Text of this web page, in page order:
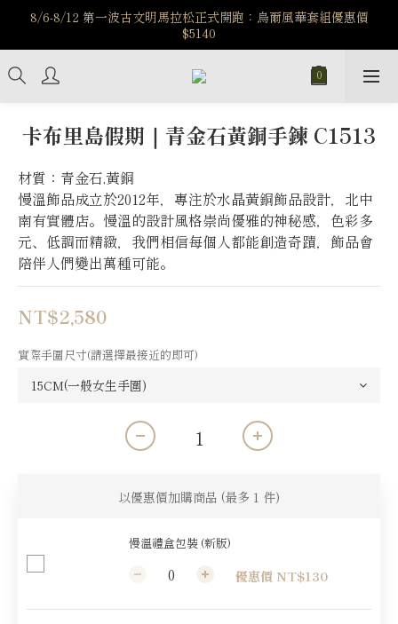
️8/6-8/12 第一波古文明馬拉松正式開跑：烏爾風華套組優惠價
$5140
️8/6-8/12 第一波古文明馬拉松正式開跑：烏爾風華套組優惠價
$5140
7/15-8/25 神秘星象學系列｜獅子座時區 項鍊 X 戒指 X 手鍊 享福
利
新註冊會員享$100購物金，立即註冊，踏上飾品的奇幻之旅
卡布里島假期｜青金石黃銅手鍊 C1513
材質：青金石,黃銅
慢溫飾品成立於2012年，專注於水晶黃銅飾品設計，北中
南有實體店。慢溫的設計風格崇尚優雅的神秘感，色彩多
元、低調而精緻，我們相信每個人都能創造奇蹟，飾品會
陪伴人們變出萬種可能。
NT$2,580
實際手圍尺寸(請選擇最接近的即可)
以優惠價加購商品 (最多 1 件)
慢溫禮盒包裝 (新版)
優惠價 NT$130